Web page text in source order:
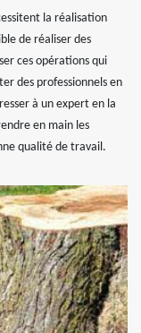
la réalisation
de réaliser des
ces opérations qui
des professionnels en
à un expert en la
en main les
qualité de travail.